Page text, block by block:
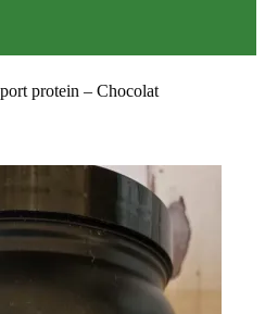
protein – Chocolat